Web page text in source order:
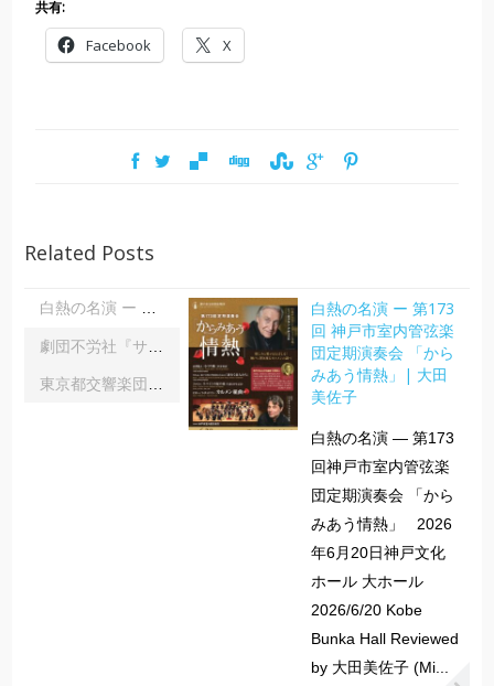
共有:
Facebook X
Related Posts
白熱の名演 ー 第173回 神戸市室内管弦楽団定期演奏会 「からみあう情熱」| 大田美佐子
白熱の名演 ー 第173
回 神戸市室内管弦楽
団定期演奏会 「から
みあう情熱」| 大田
美佐子
白熱の名演 ― 第173
回神戸市室内管弦楽
団定期演奏会 「から
みあう情熱」 2026
年6月20日神戸文化
ホール 大ホール
2026/6/20 Kobe
Bunka Hall Reviewed
by 大田美佐子 (Mi...